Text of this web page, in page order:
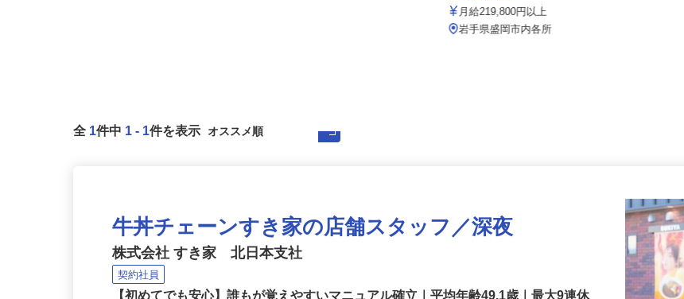
セコム株式会社
月給219,800円以上
牛丼チェーンすき家の店舗スタッフ／深夜
株式会社 すき家 北日本支社
契約社員